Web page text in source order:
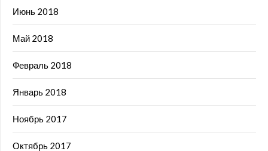
Июнь 2018
Май 2018
Февраль 2018
Январь 2018
Ноябрь 2017
Октябрь 2017